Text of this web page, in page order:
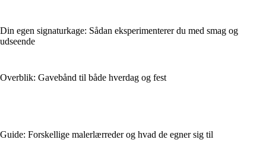
Din egen signaturkage: Sådan eksperimenterer du med smag og
udseende
Overblik: Gavebånd til både hverdag og fest
Guide: Forskellige malerlærreder og hvad de egner sig til